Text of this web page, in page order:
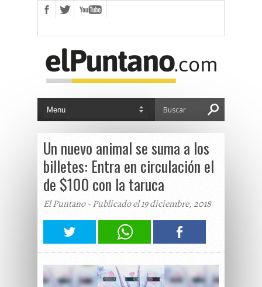
Un nuevo animal se suma a los
billetes: Entra en circulación el
de $100 con la taruca
El Puntano - Publicado el 19 diciembre, 2018